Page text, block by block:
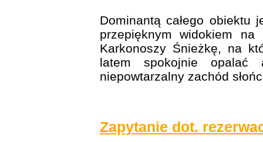
Dominantą całego obiektu
przepięknym widokiem na
Karkonoszy Śnieżkę, na
latem spokojnie opalać
niepowtarzalny zachód
Zapytanie dot.